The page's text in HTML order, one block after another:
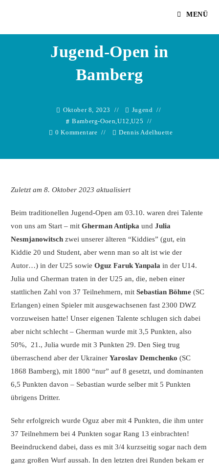
MENÜ
Jugend-Open in
Bamberg
Oktober 8, 2023
Jugend
Bamberg-Ooen,U12,U25
0 Kommentare
Dennis Adelhuette
Zuletzt am 8. Oktober 2023 aktualisiert
Beim traditionellen Jugend-Open am 03.10. waren drei Talente
von uns am Start – mitGherman Antipka undJulia
Nesmjanowitsch zwei unserer älteren “Kiddies” (gut, ein
Kiddie 20 und Student, aber wenn man so alt ist wie der
Autor…) in der U25 sowieOguz Faruk Yanpala in der U14.
Julia und Gherman traten in der U25 an, die, neben einer
stattlichen Zahl von 37 Teilnehmern, mitSebastian Böhme (SC
Erlangen) einen Spieler mit ausgewachsenen fast 2300 DWZ
vorzuweisen hatte! Unser eigenen Talente schlugen sich dabei
aber nicht schlecht – Gherman wurde mit 3,5 Punkten, also
50%, 21., Julia wurde mit 3 Punkten 29. Den Sieg trug
überraschend aber der UkrainerYaroslav Demchenko (SC
1868 Bamberg), mit 1800 “nur” auf 8 gesetzt, und dominanten
6,5 Punkten davon – Sebastian wurde selber mit 5 Punkten
übrigens Dritter.
Sehr erfolgreich wurde Oguz aber mit 4 Punkten, die ihm unter
37 Teilnehmern bei 4 Punkten sogar Rang 13 einbrachten!
Beeindruckend dabei, dass es mit 3/4 kurzseitig sogar nach dem
ganz großen Wurf aussah. In den letzten drei Runden bekam er